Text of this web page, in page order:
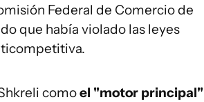
Federal de Comercio de
que había violado las leyes
comoel "motor principal"